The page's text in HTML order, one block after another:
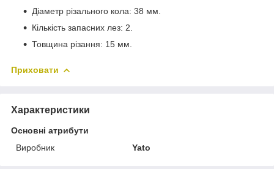
Діаметр різального кола: 38 мм.
Кількість запасних лез: 2.
Товщина різання: 15 мм.
Приховати
Характеристики
Основні атрибути
Виробник
Yato